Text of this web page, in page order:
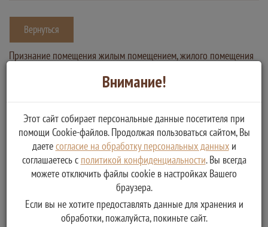
Вернуться
Признание помещения жилым помещением, жилого помещения
аварийным и подлежащим сносу на территории
Великооктябрьского городского поселения
Услугу предоставляет
Администрация Великооктябрьского городского поселения
Фировского района Тверской области
Признание помещения жилым помещением, жилого
помещения непригодным для проживания и
многоквартирного дома аварийным и подлежащим сносу
на территории Великооктябрьского городского поселения
Внимание!
Этот сайт собирает персональные данные посетителя при
помощи Cookie-файлов. Продолжая пользоваться сайтом, Вы
даетесогласие на обработку персональных данныхи
соглашаетесь с политикой конфиденциальности. Вы всегда
можете отключить файлы cookie в настройках Вашего
браузера.
Если вы не хотите предоставлять данные для хранения и
обработки, пожалуйста, покиньте сайт.